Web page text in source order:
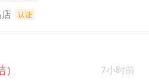
认证
7小时前